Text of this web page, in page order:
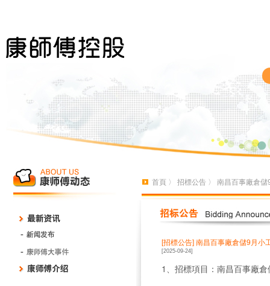
首頁 〉 招標公告 〉 南昌百事廠倉
[招標公告] 南昌百事廠倉儲9月小
[2025-09-24]
1、招標項目：南昌百事廠